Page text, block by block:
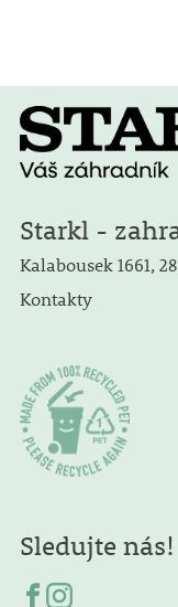
Starkl -
Kalabousek 1661,
Kontakty
Sledujte nás!